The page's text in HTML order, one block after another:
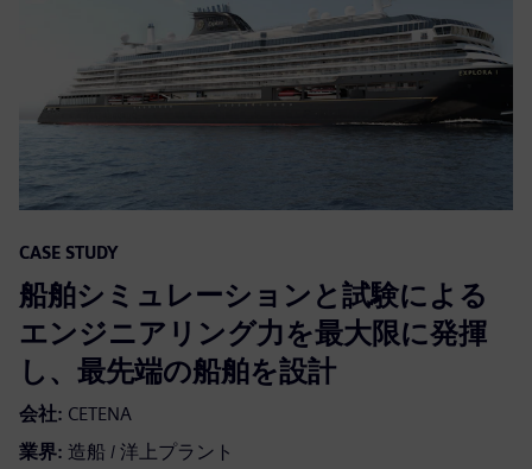
CASE STUDY
船舶シミュレーションと試験による
エンジニアリング力を最大限に発揮
し、最先端の船舶を設計
会社: CETENA
業界: 造船 / 洋上プラント